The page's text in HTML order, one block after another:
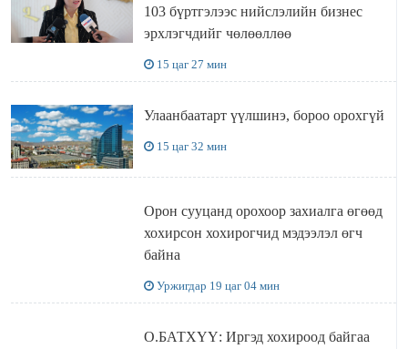
103 бүртгэлээс нийслэлийн бизнес
эрхлэгчдийг чөлөөллөө
15 цаг 27 мин
Улаанбаатарт үүлшинэ, бороо орохгүй
15 цаг 32 мин
Орон сууцанд орохоор захиалга өгөөд
хохирсон хохирогчид мэдээлэл өгч
байна
Уржигдар 19 цаг 04 мин
О.БАТХҮҮ: Иргэд хохироод байгаа